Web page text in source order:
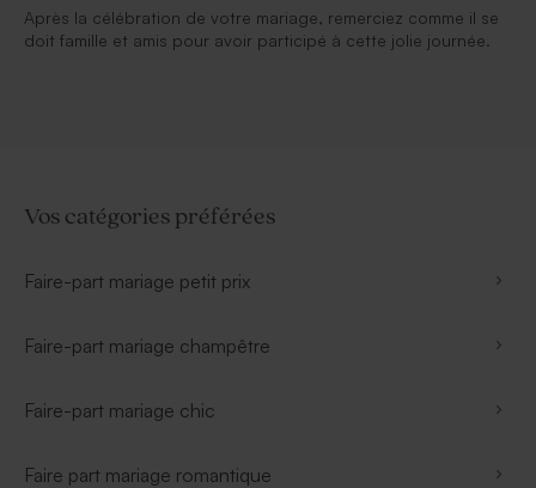
Après la célébration de votre mariage, remerciez comme il se
doit famille et amis pour avoir participé à cette jolie journée.
Vos catégories préférées
Faire-part mariage petit prix
Faire-part mariage champêtre
Faire-part mariage chic
Faire part mariage romantique